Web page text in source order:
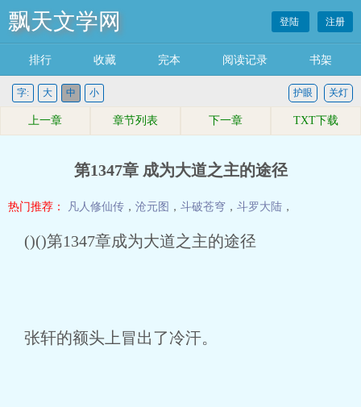
飘天文学网 登陆 注册
排行 收藏 完本 阅读记录 书架
字: 大 中 小 关灯
护眼
上一章 章节列表 下一章 TXT下载
第1347章 成为大道之主的途径
热门推荐： 凡人修仙传 ， 沧元图 ， 斗破苍穹 ， 斗罗大陆 ，
()()第1347章成为大道之主的途径
张轩的额头上冒出了冷汗。